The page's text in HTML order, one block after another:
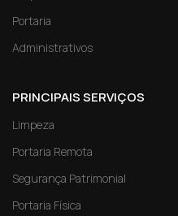
Portaria
Administrativos
PRINCIPAIS SERVIÇOS
Limpeza
Portaria Remota
Segurança Patrimonial
Portaria Física